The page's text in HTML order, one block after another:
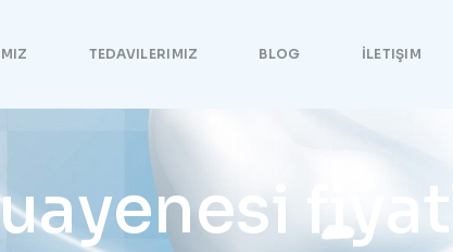
TEDAVILERIMIZ BLOG İLETIŞIM